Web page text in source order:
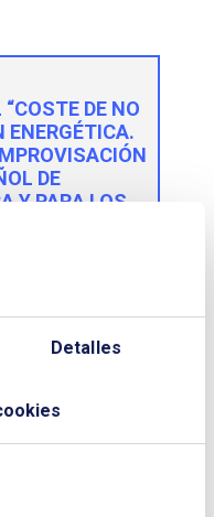
Detalles
“COSTE DE NO
ENERGÉTICA.
DE
Y PARA LOS